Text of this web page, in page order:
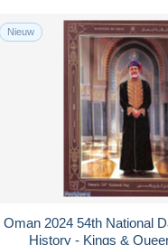
Nieuw
Oman 2024 54th National
History - Kings &